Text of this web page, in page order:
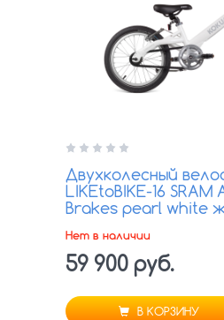
Двухколесный
LIKEtoBIKE-16
Brakes pearl white
Нет в наличии
59 900 руб.
В КОРЗИНУ